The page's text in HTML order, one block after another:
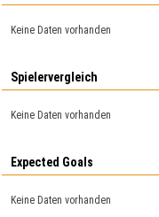
Keine Daten vorhanden
Spielervergleich
Keine Daten vorhanden
Expected Goals
Keine Daten vorhanden